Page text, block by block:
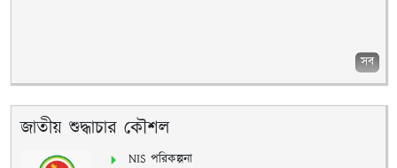
সব
জাতীয় শুদ্ধাচার কৌশল
NIS পরিকল্পনা